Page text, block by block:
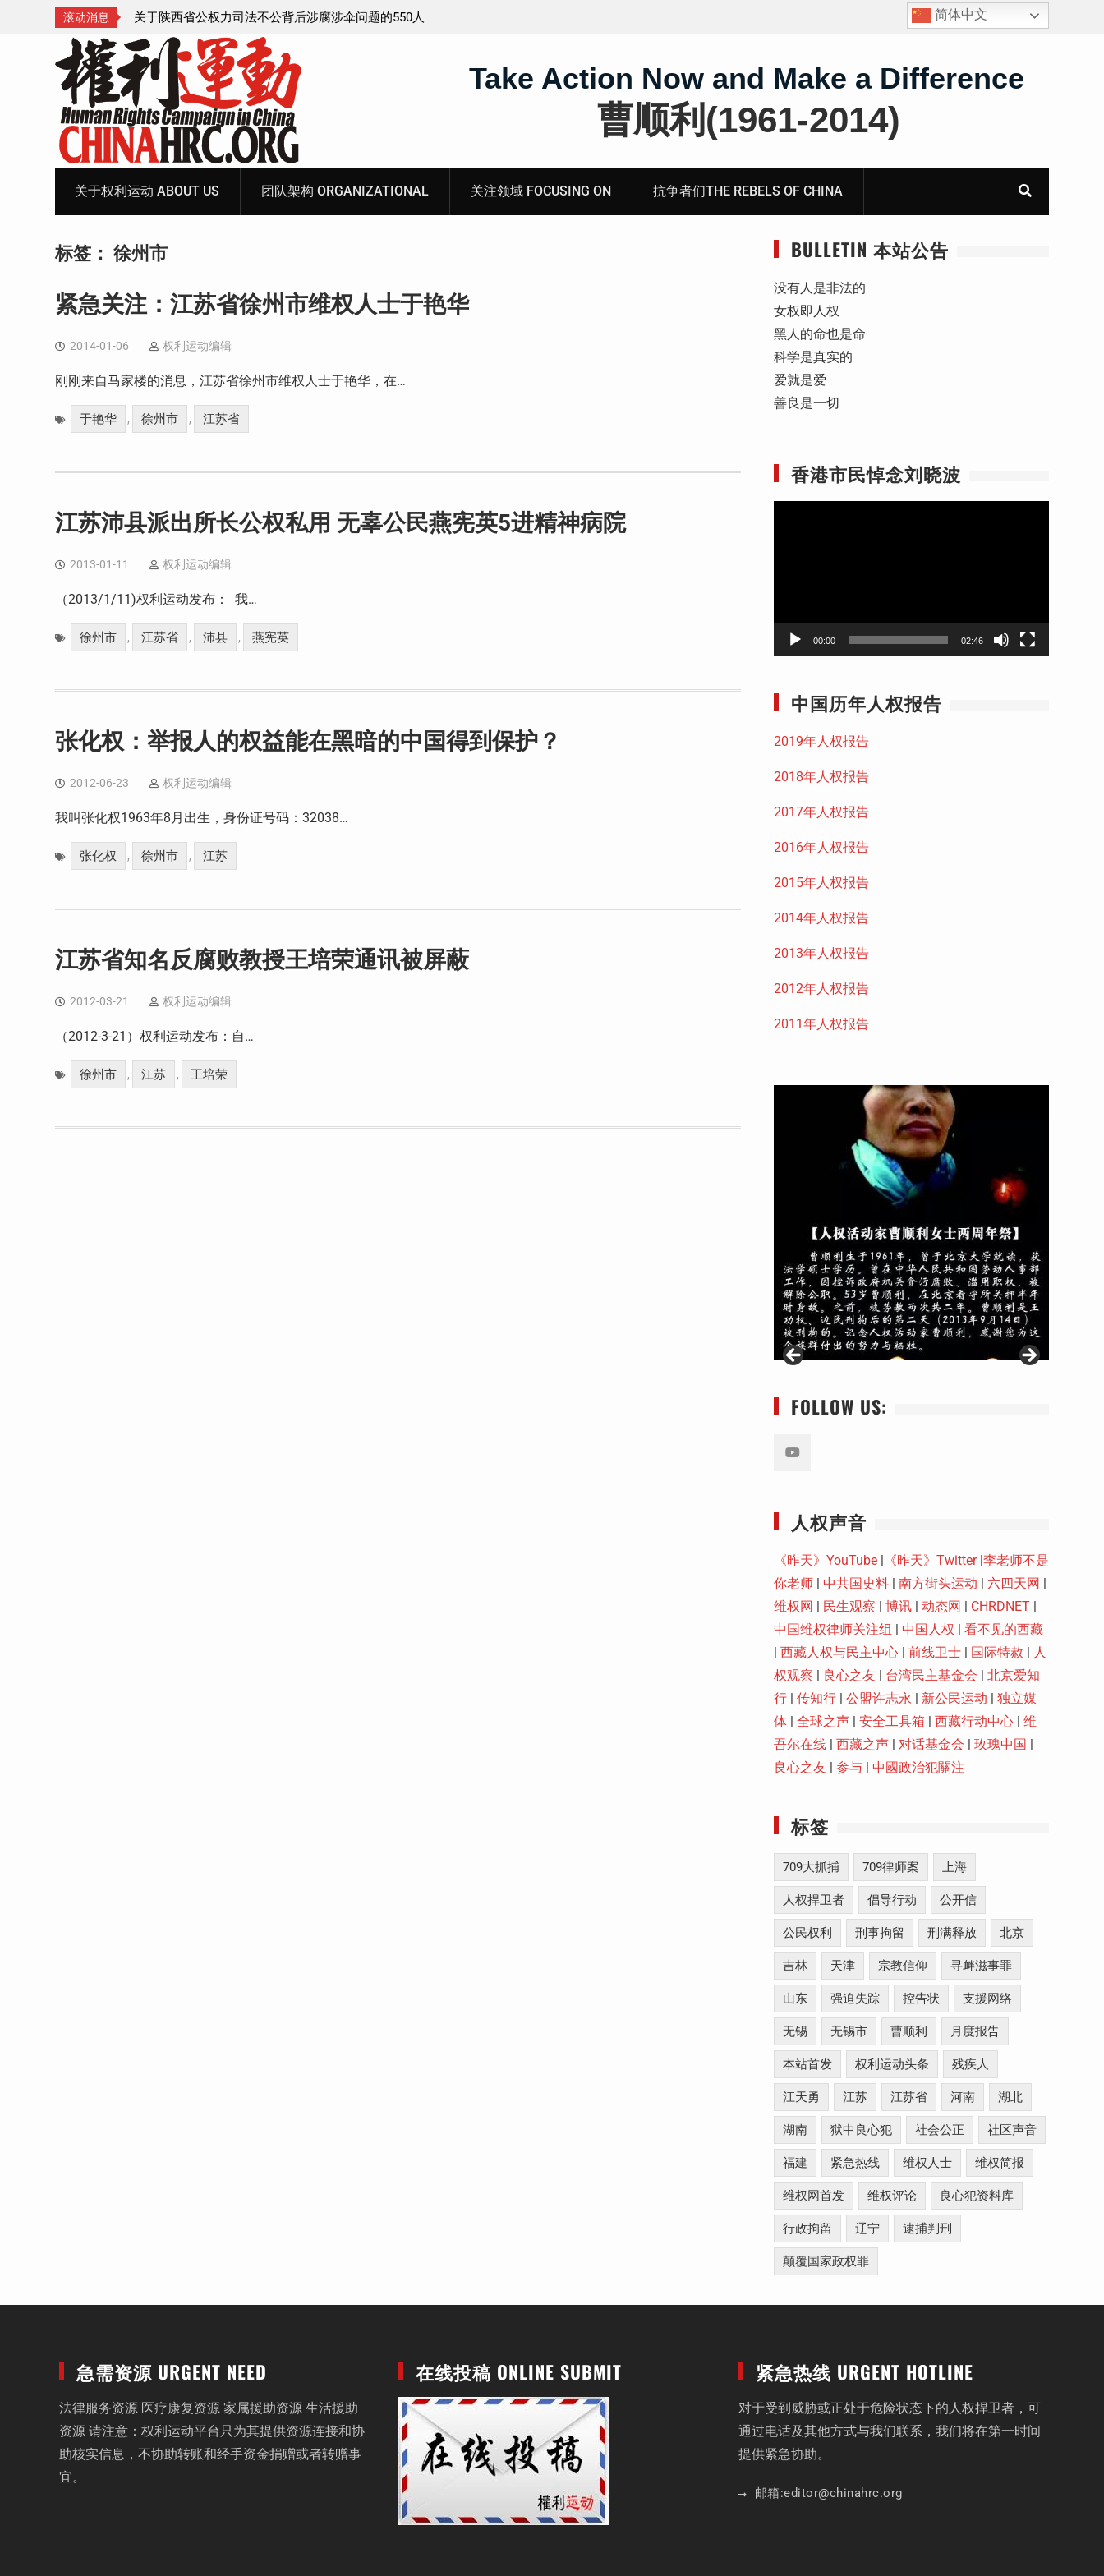
滚动消息
涉伞问题的550人
获刑8年的安徽省合肥市法轮功学员、软件工程师唐志
飞的案情及简历
王雅军：就《国务院关于出境入境管理的规定》第二条
简体中文
Take Action Now and Make a Difference
曹顺利(1961-2014)
关于权利运动 ABOUT US 团队架构 ORGANIZATIONAL 关注领域 FOCUSING ON 抗争者们THE REBELS OF CHINA
标签： 徐州市
紧急关注：江苏省徐州市维权人士于艳华
2014-01-06 权利运动编辑
刚刚来自马家楼的消息，江苏省徐州市维权人士于艳华，在…
于艳华 , 徐州市 , 江苏省
江苏沛县派出所长公权私用 无辜公民燕宪英5进精神病院
2013-01-11 权利运动编辑
（2013/1/11)权利运动发布： 我…
徐州市 , 江苏省 , 沛县 , 燕宪英
张化权：举报人的权益能在黑暗的中国得到保护？
2012-06-23 权利运动编辑
我叫张化权1963年8月出生，身份证号码：32038…
张化权 , 徐州市 , 江苏
江苏省知名反腐败教授王培荣通讯被屏蔽
2012-03-21 权利运动编辑
（2012-3-21）权利运动发布：自…
徐州市 , 江苏 , 王培荣
BULLETIN 本站公告
没有人是非法的
女权即人权
黑人的命也是命
科学是真实的
爱就是爱
善良是一切
香港市民悼念刘晓波
00:00 02:46
中国历年人权报告
2019年人权报告
2018年人权报告
2017年人权报告
2016年人权报告
2015年人权报告
2014年人权报告
2013年人权报告
2012年人权报告
2011年人权报告
FOLLOW US:
人权声音
《昨天》YouTube | 《昨天》Twitter|李老师不是
你老师 | 中共国史料 | 南方街头运动 | 六四天网 |
维权网 | 民生观察 | 博讯 | 动态网 | CHRDNET |
中国维权律师关注组 | 中国人权 | 看不见的西藏
| 西藏人权与民主中心 | 前线卫士 | 国际特赦 | 人
权观察 | 良心之友 | 台湾民主基金会 | 北京爱知
行 | 传知行 | 公盟许志永 | 新公民运动 | 独立媒
体 | 全球之声 | 安全工具箱 | 西藏行动中心 | 维
吾尔在线 | 西藏之声 | 对话基金会 | 玫瑰中国 |
良心之友 | 参与 | 中國政治犯關注
标签
709大抓捕 709律师案 上海
人权捍卫者 倡导行动 公开信
公民权利 刑事拘留 刑满释放 北京
吉林 天津 宗教信仰 寻衅滋事罪
山东 强迫失踪 控告状 支援网络
无锡 无锡市 曹顺利 月度报告
本站首发 权利运动头条 残疾人
江天勇 江苏 江苏省 河南 湖北
湖南 狱中良心犯 社会公正 社区声音
福建 紧急热线 维权人士 维权简报
维权网首发 维权评论 良心犯资料库
行政拘留 辽宁 逮捕判刑
颠覆国家政权罪
急需资源 URGENT NEED
法律服务资源 医疗康复资源 家属援助资源 生活援助
资源 请注意：权利运动平台只为其提供资源连接和协
助核实信息，不协助转账和经手资金捐赠或者转赠事
宜。
在线投稿 ONLINE SUBMIT 紧急热线 URGENT HOTLINE
对于受到威胁或正处于危险状态下的人权捍卫者，可
通过电话及其他方式与我们联系，我们将在第一时间
提供紧急协助。
邮箱:editor@chinahrc.org